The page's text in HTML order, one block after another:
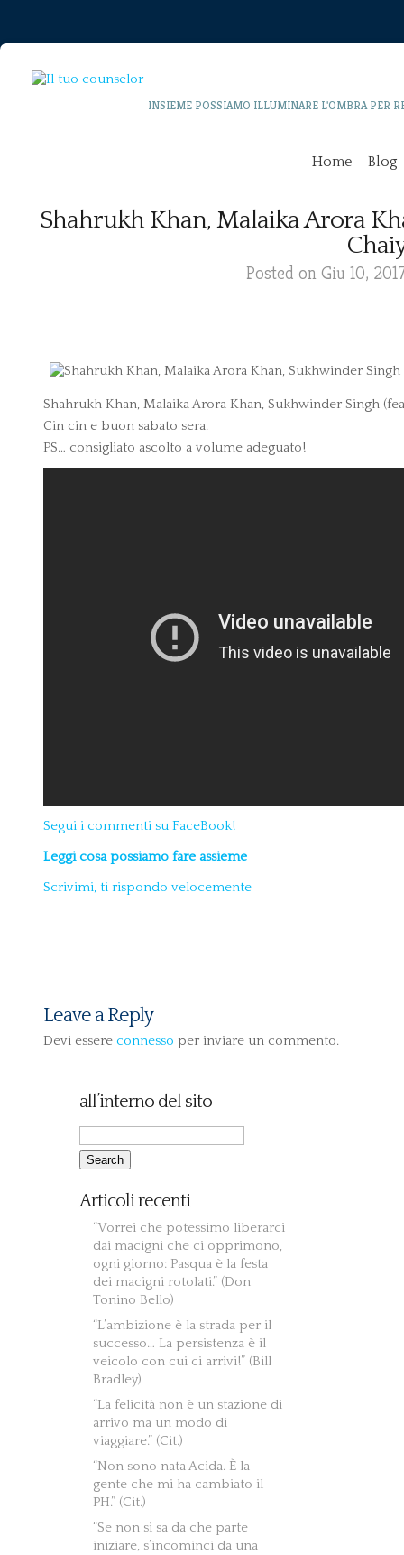
INSIEME POSSIAMO ILLUMINARE L'OMBRA PER
Home Blog
Shahrukh Khan, Malaika Arora
Posted on Giu 10,
Shahrukh Khan, Malaika Arora Khan, Sukhwinder Singh
Cin cin e buon sabato sera.
PS… consigliato ascolto a volume adeguato!
Segui i commenti su FaceBook!
Leggi cosa possiamo fare assieme
Scrivimi, ti rispondo velocemente
Leave a Reply
Devi essere connesso per inviare un commento.
all’interno del sito
Articoli recenti
“Vorrei che potessimo liberarci
dai macigni che ci opprimono,
ogni giorno: Pasqua è la festa
dei macigni rotolati.” (Don
Tonino Bello)
“L’ambizione è la strada per il
successo… La persistenza è il
veicolo con cui ci arrivi!” (Bill
Bradley)
“La felicità non è un stazione di
arrivo ma un modo di
viaggiare.” (Cit.)
“Non sono nata Acida. È la
gente che mi ha cambiato il
PH.” (Cit.)
“Se non si sa da che parte
iniziare, s’incominci da una